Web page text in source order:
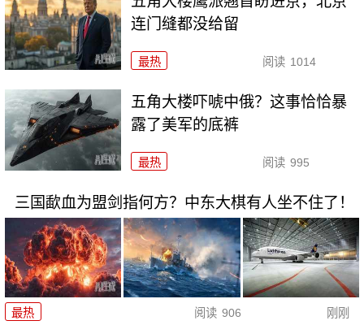
连门缝都没给留
最热 阅读 1014
五角大楼吓唬中俄？这事恰恰暴
露了美军的底裤
最热 阅读 995
三国歃血为盟剑指何方？中东大棋有人坐不住了！
最热 阅读 906 刚刚